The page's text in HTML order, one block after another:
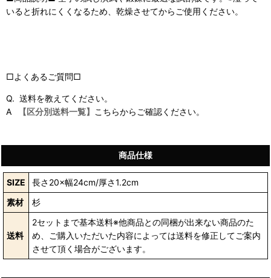
いると折れにくくなるため、乾燥させてからご使用ください。
□よくあるご質問□
Q. 送料を教えてください。
A
【区分別送料一覧】 こちらからご確認ください。
商品仕様
SIZE
長さ20×幅24cm/厚さ1.2cm
素材
杉
送料
2セットまで基本送料※他商品との同梱が出来ない商品のた
め、ご購入いただいた内容によっては送料を修正してご案内
させて頂く場合がございます。